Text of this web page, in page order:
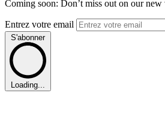
Coming soon: Don’t miss out on our
Entrez votre email
S'abonner
Loading...